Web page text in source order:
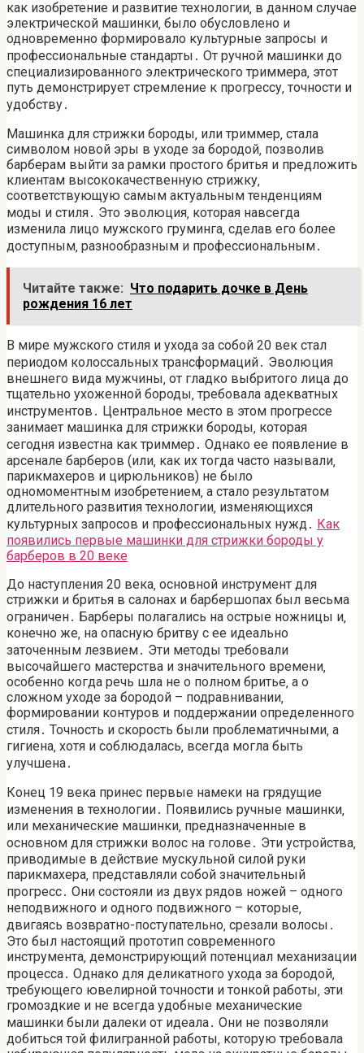
как изобретение и развитие технологии‚ в данном случае
электрической машинки‚ было обусловлено и
одновременно формировало культурные запросы и
профессиональные стандарты․ От ручной машинки до
специализированного электрического триммера‚ этот
путь демонстрирует стремление к прогрессу‚ точности и
удобству․
Машинка для стрижки бороды‚ или триммер‚ стала
символом новой эры в уходе за бородой‚ позволив
барберам выйти за рамки простого бритья и предложить
клиентам высококачественную стрижку‚
соответствующую самым актуальным тенденциям
моды и стиля․ Это эволюция‚ которая навсегда
изменила лицо мужского груминга‚ сделав его более
доступным‚ разнообразным и профессиональным․
Читайте также: Что подарить дочке в День
рождения 16 лет
В мире мужского стиля и ухода за собой 20 век стал
периодом колоссальных трансформаций․ Эволюция
внешнего вида мужчины‚ от гладко выбритого лица до
тщательно ухоженной бороды‚ требовала адекватных
инструментов․ Центральное место в этом прогрессе
занимает машинка для стрижки бороды‚ которая
сегодня известна как триммер․ Однако ее появление в
арсенале барберов (или‚ как их тогда часто называли‚
парикмахеров и цирюльников) не было
одномоментным изобретением‚ а стало результатом
длительного развития технологии‚ изменяющихся
культурных запросов и профессиональных нужд․ Как
появились первые машинки для стрижки бороды у
барберов в 20 веке
До наступления 20 века‚ основной инструмент для
стрижки и бритья в салонах и барбершопах был весьма
ограничен․ Барберы полагались на острые ножницы и‚
конечно же‚ на опасную бритву с ее идеально
заточенным лезвием․ Эти методы требовали
высочайшего мастерства и значительного времени‚
особенно когда речь шла не о полном бритье‚ а о
сложном уходе за бородой – подравнивании‚
формировании контуров и поддержании определенного
стиля․ Точность и скорость были проблематичными‚ а
гигиена‚ хотя и соблюдалась‚ всегда могла быть
улучшена․
Конец 19 века принес первые намеки на грядущие
изменения в технологии․ Появились ручные машинки‚
или механические машинки‚ предназначенные в
основном для стрижки волос на голове․ Эти устройства‚
приводимые в действие мускульной силой руки
парикмахера‚ представляли собой значительный
прогресс․ Они состояли из двух рядов ножей – одного
неподвижного и одного подвижного – которые‚
двигаясь возвратно-поступательно‚ срезали волосы․
Это был настоящий прототип современного
инструмента‚ демонстрирующий потенциал механизации
процесса․ Однако для деликатного ухода за бородой‚
требующего ювелирной точности и тонкой работы‚ эти
громоздкие и не всегда удобные механические
машинки были далеки от идеала․ Они не позволяли
добиться той филигранной работы‚ которую требовала